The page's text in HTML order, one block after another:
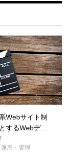
Webサイト制
するWebデ…
用・管理